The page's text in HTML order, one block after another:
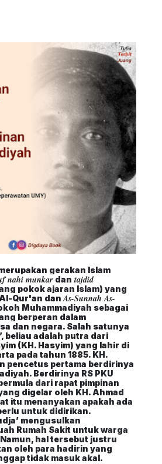
gerakan Islam
nahi munkar dan tajdid
pokok ajaran Islam) yang
Qur'an dan As-Sunnah As-
Muhammadiyah sebagai
berperan dalam
dan negara. Salah satunya
beliau adalah putra dari
(KH. Hasyim) yang lahir di
pada tahun 1885. KH.
pencetus pertama berdirinya
Berdirinya RS PKU
dari rapat pimpinan
digelar oleh KH. Ahmad
itu menanyakan apakah ada
untuk didirikan.
mengusulkan
Rumah Sakit untuk warga
hal tersebut justru
oleh para hadirin yang
tidak masuk akal.